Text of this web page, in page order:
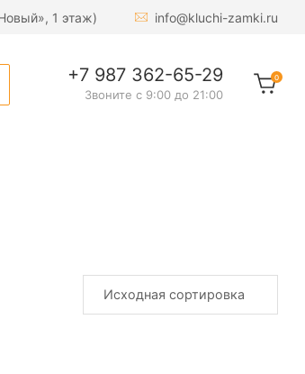
1 этаж) info@kluchi-zamki.ru
+7 987 362-65-29
Звоните с 9:00 до 21:00
0